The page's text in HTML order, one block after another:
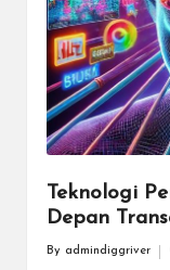
Teknologi
Depan
By admindiggriver